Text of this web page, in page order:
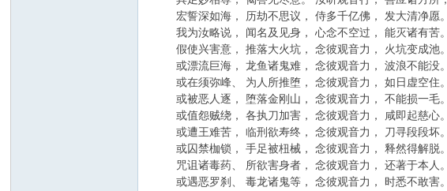
宏誓深如海， 历劫不思议， 侍多千亿佛， 发大清净愿。
我为汝略说， 闻名及见身， 心念不空过， 能灭诸有苦。
假使兴害意， 推落大火坑， 念彼观音力， 火坑变成池。
或漂流巨海， 龙鱼诸鬼难， 念彼观音力， 波浪不能没。
或在须弥峰、 为人所推堕， 念彼观音力， 如日虚空住。
或被恶人逐， 堕落金刚山， 念彼观音力， 不能损一毛。
或值怨贼绕， 各执刀加害， 念彼观音力， 咸即起慈心。
或遭王难苦， 临刑欲寿终， 念彼观音力， 刀寻段段坏。
或囚禁枷锁， 手足被杻械， 念彼观音力， 释然得解脱。
咒诅诸毒药、 所欲害身者， 念彼观音力， 还著于本人。
或遇恶罗刹、 毒龙诸鬼等， 念彼观音力， 时悉不敢害。